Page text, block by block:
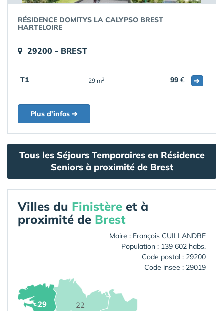
RÉSIDENCE DOMITYS LA CALYPSO BREST
HARTELOIRE
29200 - BREST
T1 29 m2 99 € ➔
Plus d'infos ➔
Tous les Séjours Temporaires en Résidence
Seniors à proximité de Brest
Villes du Finistère et à
proximité de Brest
Maire : François CUILLANDRE
Population : 139 602 habs.
Code postal : 29200
Code insee : 29019
22
29